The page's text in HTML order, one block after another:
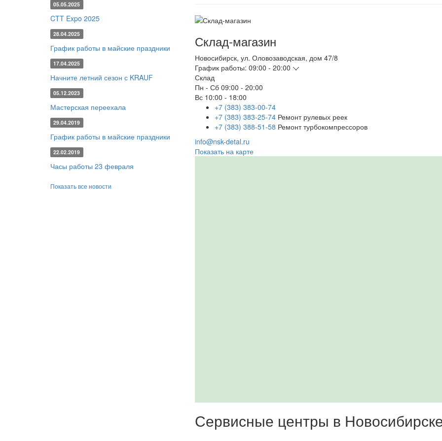
05.05.2025
CTT Expo 2025
28.04.2025
График работы в майские праздники
17.04.2025
Начните летний сезон с KRAUF
05.12.2023
Мастерская переехала
29.04.2019
График работы в майские праздники
22.02.2019
Часы работы 23 февраля
Показать все новости
Склад-магазин
Новосибирск, ул. Оловозаводская, дом 47/8
График работы: 09:00 - 20:00
Склад
Пн - Сб 09:00 - 20:00
Вс 10:00 - 18:00
+7 (383) 383-00-74
+7 (383) 383-25-74 Ремонт рулевых реек
+7 (383) 388-51-58 Ремонт турбокомпрессоров
info@nsk-detal.ru
Показать на карте
Сервисные центры в